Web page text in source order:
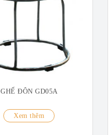
GHẾ ĐÔN GD05A
Xem thêm